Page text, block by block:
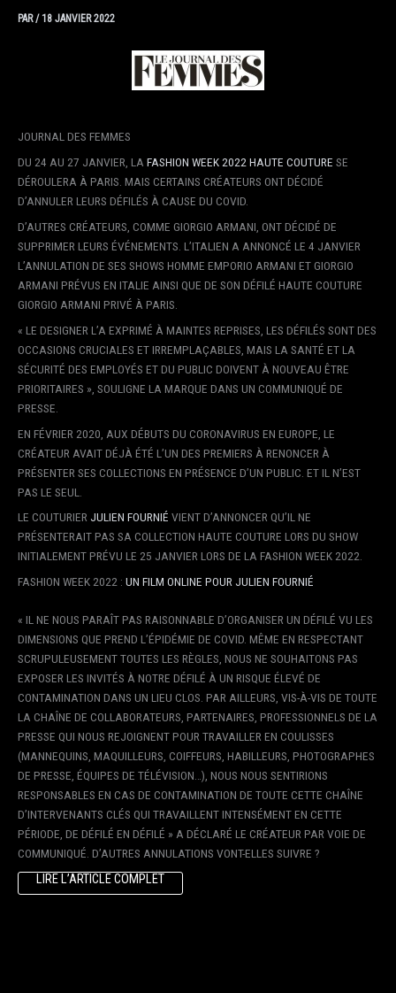
PAR/18 JANVIER 2022
JOURNAL DES FEMMES
DU 24 AU 27 JANVIER, LA FASHION WEEK 2022 HAUTE COUTURE SE
DÉROULERA À PARIS. MAIS CERTAINS CRÉATEURS ONT DÉCIDÉ
D’ANNULER LEURS DÉFILÉS À CAUSE DU COVID.
D’AUTRES CRÉATEURS, COMME GIORGIO ARMANI, ONT DÉCIDÉ DE
SUPPRIMER LEURS ÉVÉNEMENTS. L’ITALIEN A ANNONCÉ LE 4 JANVIER
L’ANNULATION DE SES SHOWS HOMME EMPORIO ARMANI ET GIORGIO
ARMANI PRÉVUS EN ITALIE AINSI QUE DE SON DÉFILÉ HAUTE COUTURE
GIORGIO ARMANI PRIVÉ À PARIS.
« LE DESIGNER L’A EXPRIMÉ À MAINTES REPRISES, LES DÉFILÉS SONT DES
OCCASIONS CRUCIALES ET IRREMPLAÇABLES, MAIS LA SANTÉ ET LA
SÉCURITÉ DES EMPLOYÉS ET DU PUBLIC DOIVENT À NOUVEAU ÊTRE
PRIORITAIRES », SOULIGNE LA MARQUE DANS UN COMMUNIQUÉ DE
PRESSE.
EN FÉVRIER 2020, AUX DÉBUTS DU CORONAVIRUS EN EUROPE, LE
CRÉATEUR AVAIT DÉJÀ ÉTÉ L’UN DES PREMIERS À RENONCER À
PRÉSENTER SES COLLECTIONS EN PRÉSENCE D’UN PUBLIC. ET IL N’EST
PAS LE SEUL.
LE COUTURIER JULIEN FOURNIÉ VIENT D’ANNONCER QU’IL NE
PRÉSENTERAIT PAS SA COLLECTION HAUTE COUTURE LORS DU SHOW
INITIALEMENT PRÉVU LE 25 JANVIER LORS DE LA FASHION WEEK 2022.
FASHION WEEK 2022 : UN FILM ONLINE POUR JULIEN FOURNIÉ
« IL NE NOUS PARAÎT PAS RAISONNABLE D’ORGANISER UN DÉFILÉ VU LES
DIMENSIONS QUE PREND L’ÉPIDÉMIE DE COVID. MÊME EN RESPECTANT
SCRUPULEUSEMENT TOUTES LES RÈGLES, NOUS NE SOUHAITONS PAS
EXPOSER LES INVITÉS À NOTRE DÉFILÉ À UN RISQUE ÉLEVÉ DE
CONTAMINATION DANS UN LIEU CLOS. PAR AILLEURS, VIS-À-VIS DE TOUTE
LA CHAÎNE DE COLLABORATEURS, PARTENAIRES, PROFESSIONNELS DE LA
PRESSE QUI NOUS REJOIGNENT POUR TRAVAILLER EN COULISSES
(MANNEQUINS, MAQUILLEURS, COIFFEURS, HABILLEURS, PHOTOGRAPHES
DE PRESSE, ÉQUIPES DE TÉLÉVISION…), NOUS NOUS SENTIRIONS
RESPONSABLES EN CAS DE CONTAMINATION DE TOUTE CETTE CHAÎNE
D’INTERVENANTS CLÉS QUI TRAVAILLENT INTENSÉMENT EN CETTE
PÉRIODE, DE DÉFILÉ EN DÉFILÉ » A DÉCLARÉ LE CRÉATEUR PAR VOIE DE
COMMUNIQUÉ. D’AUTRES ANNULATIONS VONT-ELLES SUIVRE ?
LIRE L’ARTICLE COMPLET